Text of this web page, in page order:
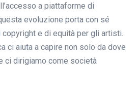
a piattaforme di
evoluzione porta con sé
e di equità per gli artisti.
ci aiuta a capire non solo da dove
ci dirigiamo come società